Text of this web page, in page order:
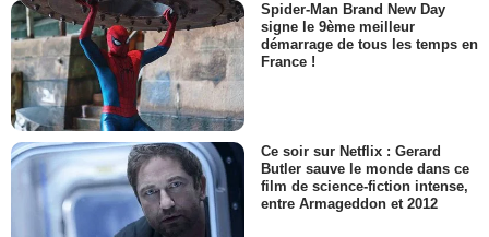
Spider-Man Brand New Day
signe le 9ème meilleur
démarrage de tous les temps en
France !
Ce soir sur Netflix : Gerard
Butler sauve le monde dans ce
film de science-fiction intense,
entre Armageddon et 2012